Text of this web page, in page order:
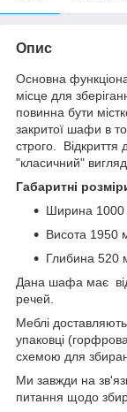
Опис
Основна
місце для
повинна бути
закритої шафи в
строго.
"класичний" вигляд.
Габаритні
Ширина
Висота 1950
Глибина 520
Дана шафа має
речей.
Меблі
упаковці
схемою для
Ми завжди на
питання щодо